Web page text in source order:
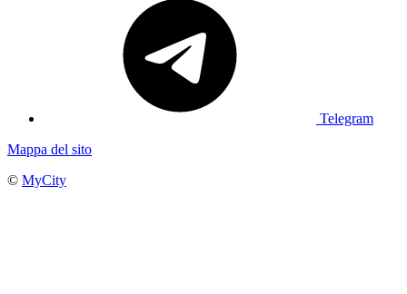
Telegram
Mappa del sito
© MyCity